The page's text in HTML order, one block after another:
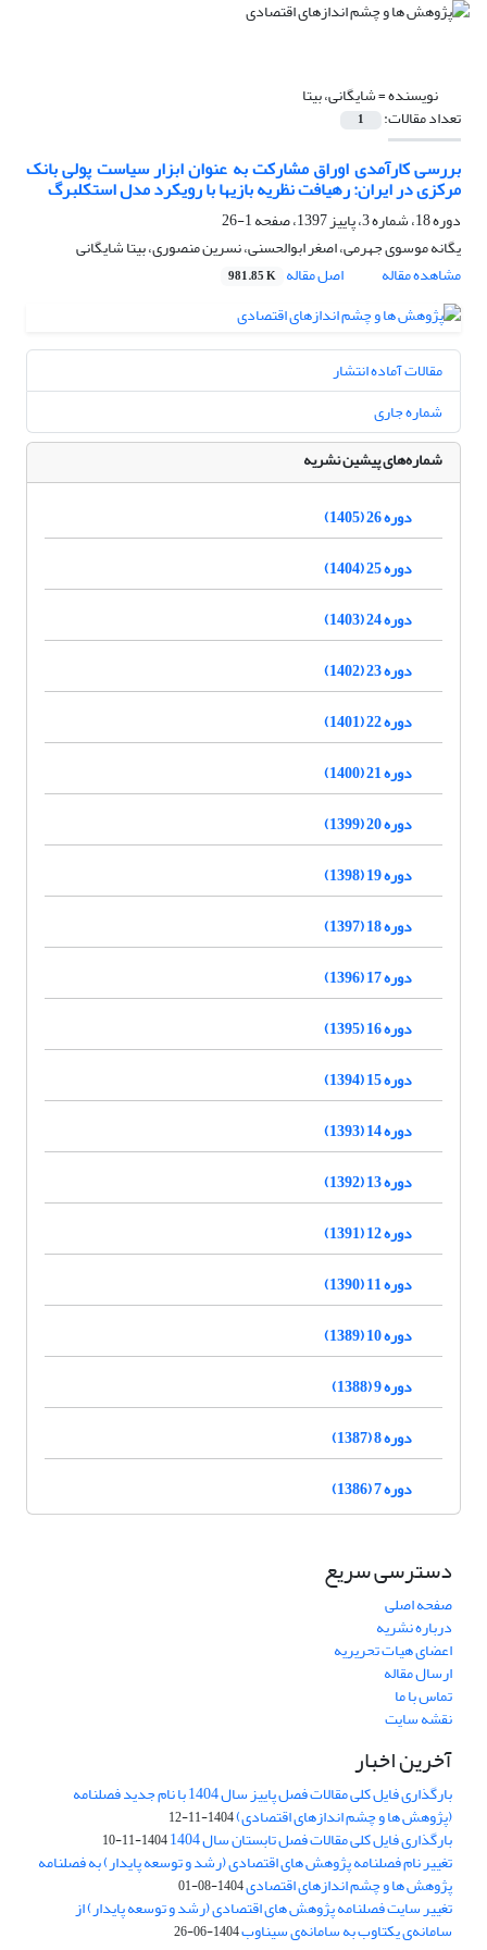
نویسنده =شایگانی، بیتا
تعداد مقالات: 1
بررسی کارآمدی اوراق مشارکت به عنوان ابزار سیاست پولی بانک
مرکزی در ایران: رهیافت نظریه بازیها با رویکرد مدل استکلبرگ
دوره 18، شماره 3، پاییز 1397، صفحه
1-26
یگانه موسوی جهرمی، اصغر ابوالحسنی، نسرین منصوری، بیتا شایگانی
مشاهده مقاله
اصل مقاله 981.85 K
مقالات آماده انتشار
شماره جاری
شماره‌های پیشین نشریه
دوره 26 (1405)
دوره 25 (1404)
دوره 24 (1403)
دوره 23 (1402)
دوره 22 (1401)
دوره 21 (1400)
دوره 20 (1399)
دوره 19 (1398)
دوره 18 (1397)
دوره 17 (1396)
دوره 16 (1395)
دوره 15 (1394)
دوره 14 (1393)
دوره 13 (1392)
دوره 12 (1391)
دوره 11 (1390)
دوره 10 (1389)
دوره 9 (1388)
دوره 8 (1387)
دوره 7 (1386)
دسترسی سریع
صفحه اصلی
درباره نشریه
اعضای هیات تحریریه
ارسال مقاله
تماس با ما
نقشه سایت
آخرین اخبار
بارگذاری فایل کلی مقالات فصل پاییز سال 1404 با نام جدید فصلنامه
(پژوهش ها و چشم اندازهای اقتصادی)1404-11-12
بارگذاری فایل کلی مقالات فصل تابستان سال 1404 1404-11-10
تغییر نام فصلنامه پژوهش های اقتصادی (رشد و توسعه پایدار) به فصلنامه
پژوهش ها و چشم اندازهای اقتصادی1404-08-01
تغییر سایت فصلنامه پژوهش های اقتصادی (رشد و توسعه پایدار) از
سامانه‌ی یکتاوب به سامانه‌ی سیناوب1404-06-26